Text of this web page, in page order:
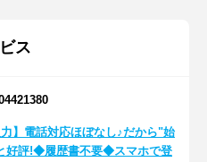
ス
力】電話対応ほぼなし♪だから"始
好評!◆履歴書不要◆スマホで登